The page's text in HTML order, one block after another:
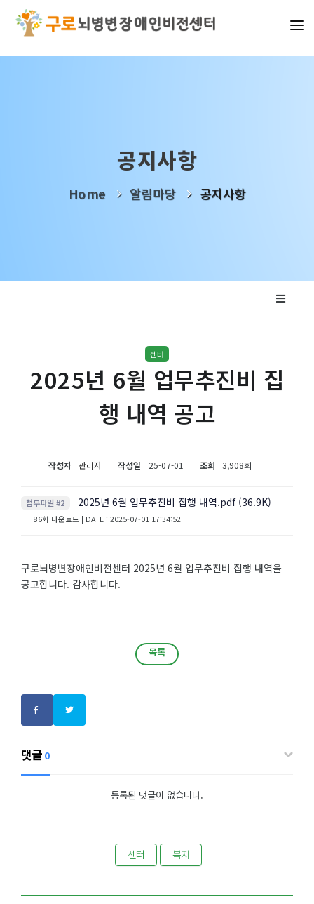
기관소개
공지사항
Home 알림마당 공지사항
센터
2025년 6월 업무추진비 집
행 내역 공고
작성자 관리자 작성일 25-07-01 조회 3,908회
첨부파일 #2 2025년 6월 업무추진비 집행 내역.pdf (36.9K)
86회 다운로드 | DATE : 2025-07-01 17:34:52
구로뇌병변장애인비전센터 2025년 6월 업무추진비 집행 내역을
공고합니다. 감사합니다.
목록
댓글 0
등록된 댓글이 없습니다.
센터 복지